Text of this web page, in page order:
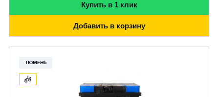
Купить в 1 клик
Добавить в корзину
ТЮМЕНЬ